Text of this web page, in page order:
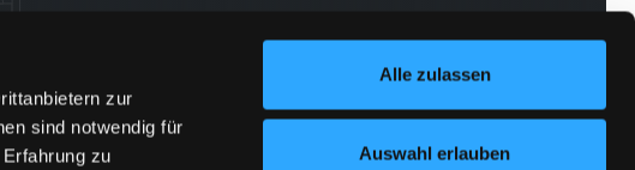
zur
sind notwendig für
zu
Alle zulassen
Auswahl erlauben
Newsletter abonnieren
und keine Veranstaltung verpassen
jetzt abonnieren